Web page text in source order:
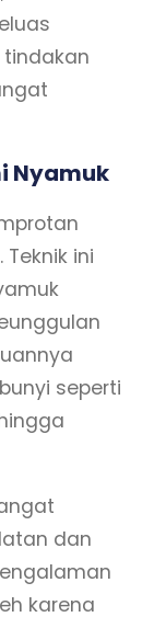
Nyamuk
ini
seperti
dan
karena